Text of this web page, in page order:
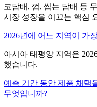
코담배, 껌, 씹는 담배 등
시장 성장을 이끄는 핵심
2026년에 어느 지역이 가
아시아 태평양 지역은
했습니다.
예측 기간 동안 제품 채택
무엇입니까?